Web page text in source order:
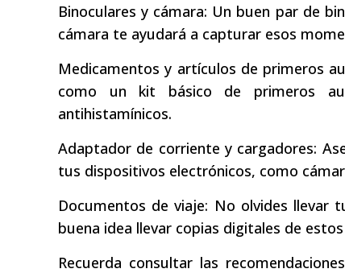
Binoculares y cámara: Un buen par de
cámara te ayudará a capturar esos
Medicamentos y artículos de primeros
como un kit básico de primeros
antihistamínicos.
Adaptador de corriente y cargadores:
tus dispositivos electrónicos, como
Documentos de viaje: No olvides llevar
buena idea llevar copias digitales de
Recuerda consultar las